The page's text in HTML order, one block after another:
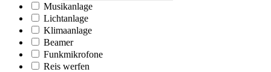
Musikanlage
Lichtanlage
Klimaanlage
Beamer
Funkmikrofone
Reis werfen